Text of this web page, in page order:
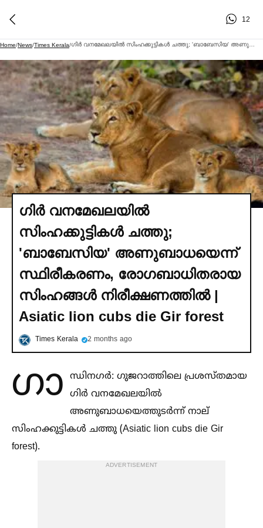
12
Home/News/Times Kerala/
ഗിര്‍ വനമേഖലയില്‍
സിംഹക്കുട്ടികള്‍ ചത്തു;
'ബാബേസിയ' അണുബാധയെന്ന്
സ്ഥിരീകരണം, രോഗബാധിതരായ
സിംഹങ്ങള്‍ നിരീക്ഷണത്തില്‍ |
Asiatic lion cubs die Gir forest
Times Kerala 2 months ago
ഗാ ന്ധിനഗർ: ഗുജറാത്തിലെ പ്രശസ്തമായ
ഗിർ വനമേഖലയില്‍
അണുബാധയെത്തുടർന്ന് നാല്
സിംഹക്കുട്ടികള്‍ ചത്തു (Asiatic lion cubs die Gir
forest).
ADVERTISEMENT